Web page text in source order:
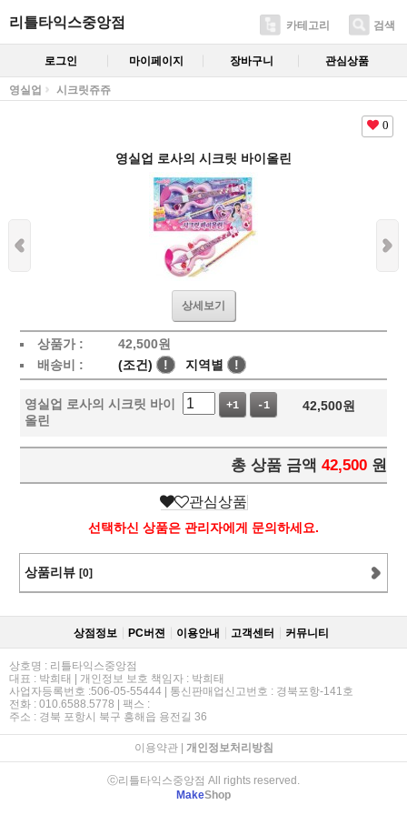
리틀타익스중앙점 카테고리 검색
로그인 마이페이지 장바구니 관심상품
영실업 시크릿쥬쥬
0
영실업 로사의 시크릿 바이올린
상세보기
상품가 : 42,500원
배송비 :
(조건) ! 지역별 !
영실업 로사의 시크릿 바이
올린
+1 -1 42,500원
총 상품 금액 42,500 원
관심상품
선택하신 상품은 관리자에게 문의하세요.
상품리뷰 [0]
상점정보 PC버젼 이용안내 고객센터 커뮤니티
상호명 : 리틀타익스중앙점
대표 : 박희태 | 개인정보 보호 책임자 : 박희태
사업자등록번호 :506-05-55444 | 통신판매업신고번호 : 경북포항-141호
전화 : 010.6588.5778 | 팩스 :
주소 : 경북 포항시 북구 흥해읍 용전길 36
이용약관| 개인정보처리방침
ⓒ리틀타익스중앙점 All rights reserved.
MakeShop